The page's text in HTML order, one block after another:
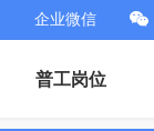
企业微信
普工岗位